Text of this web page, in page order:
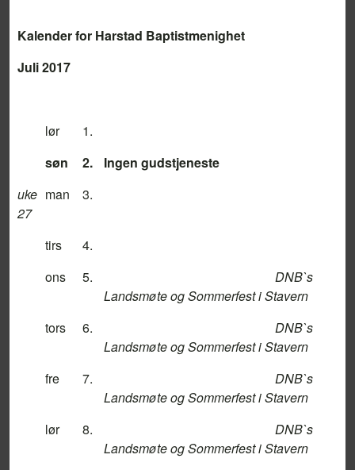
Kalender for Harstad Baptistmenighet
Juli 2017
lør
1.
søn
2.
Ingen gudstjeneste
uke
27
man 3.
tirs
4.
ons
5.
DNB`s
Landsmøte og Sommerfest i Stavern
tors
6.
DNB`s
Landsmøte og Sommerfest i Stavern
fre
7.
DNB`s
Landsmøte og Sommerfest i Stavern
lør
8.
DNB`s
Landsmøte og Sommerfest i Stavern